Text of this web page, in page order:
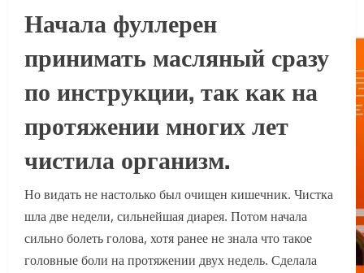
Начала фуллерен
принимать масляный сразу
по инструкции, так как на
протяжении многих лет
чистила организм.
Но видать не настолько был очищен кишечник. Чистка
шла две недели, сильнейшая диарея. Потом начала
сильно болеть голова, хотя ранее не знала что такое
головные боли на протяжении двух недель. Сделала